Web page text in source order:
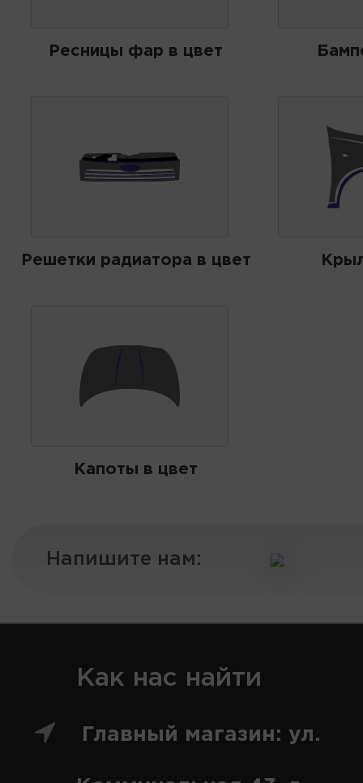
Ресницы фар в цвет
Решетки радиатора в цвет
Капоты в цвет
Напишите нам:
Как нас найти
Главный магазин: ул.